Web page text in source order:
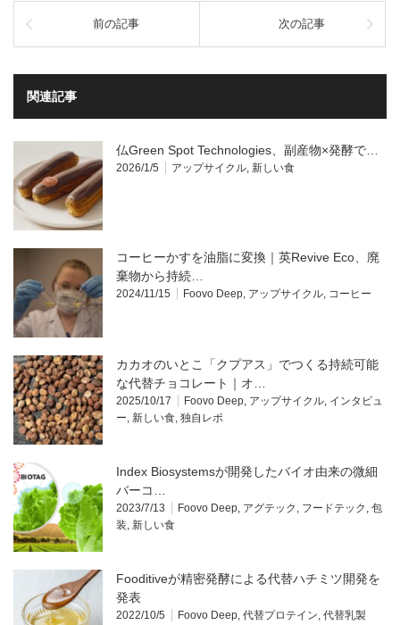
前の記事 次の記事
関連記事
仏Green Spot Technologies、副産物×発酵で…
2026/1/5 アップサイクル, 新しい食
コーヒーかすを油脂に変換｜英Revive Eco、廃
棄物から持続…
2024/11/15 Foovo Deep, アップサイクル, コーヒー
カカオのいとこ「クプアス」でつくる持続可能
な代替チョコレート｜オ…
2025/10/17 Foovo Deep, アップサイクル, インタビュ
ー, 新しい食, 独自レポ
Index Biosystemsが開発したバイオ由来の微細
バーコ…
2023/7/13 Foovo Deep, アグテック , フードテック , 包
装, 新しい食
Fooditiveが精密発酵による代替ハチミツ開発を
発表
2022/10/5 Foovo Deep, 代替プロテイン, 代替乳製